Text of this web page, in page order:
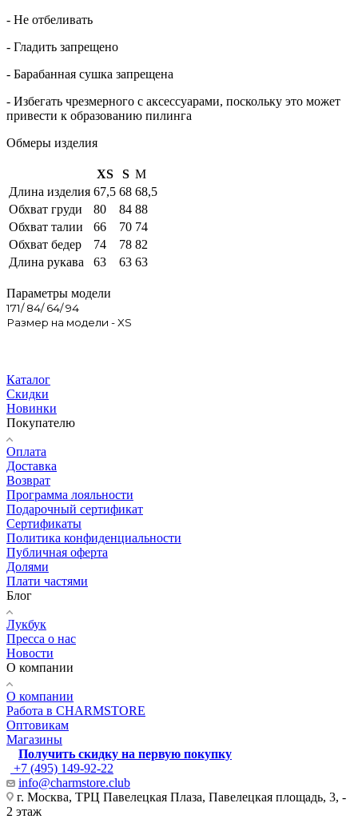
- Не отбеливать
- Гладить запрещено
- Барабанная сушка запрещена
- Избегать чрезмерного c аксессуарами, поскольку это может
привести к образованию пилинга
Обмеры изделия
XS S M
Длина изделия 67,5 68 68,5
Обхват груди
80 84 88
Обхват талии
66 70 74
Обхват бедер
74 78 82
Длина рукава
63 63 63
Параметры модели
171/ 84/ 64/ 94
Размер на модели - XS
Каталог
Скидки
Новинки
Покупателю
Оплата
Доставка
Возврат
Программа лояльности
Подарочный сертификат
Сертификаты
Политика конфиденциальности
Публичная оферта
Долями
Плати частями
Блог
Лукбук
Пресса о нас
Новости
О компании
О компании
Работа в CHARMSTORE
Оптовикам
Магазины
Получить скидку на первую покупку
+7 (495) 149-92-22
info@charmstore.club
г. Москва, ТРЦ Павелецкая Плаза, Павелецкая площадь, 3, -
2 этаж